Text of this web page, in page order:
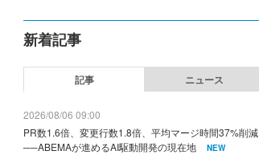
新着記事
記事 ニュース
2026/08/06 09:00
PR数1.6倍、変更行数1.8倍、平均マージ時間37%削減
──ABEMAが進めるAI駆動開発の現在地
NEW